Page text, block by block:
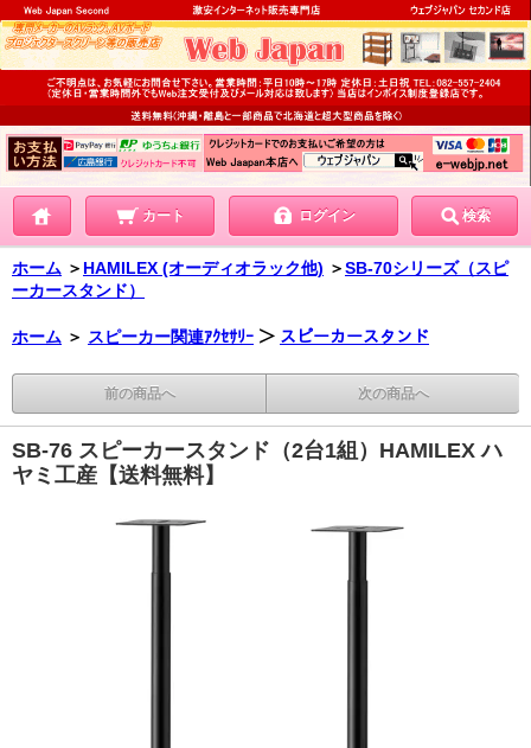
カート ログイン 検索
ホーム ＞ HAMILEX (オーディオラック他) ＞SB-70シリーズ（スピ
ーカースタンド）
ホーム ＞ スピーカー関連ｱｸｾｻﾘｰ ＞ スピーカースタンド
前の商品へ 次の商品へ
SB-76 スピーカースタンド（2台1組）HAMILEX ハ
ヤミ工産【送料無料】